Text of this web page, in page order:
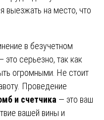
выезжать на место, что
в безучетном
это серьезно, так как
огромными. Не стоит
Проведение
и счетчика — это ваш
вашей вины и